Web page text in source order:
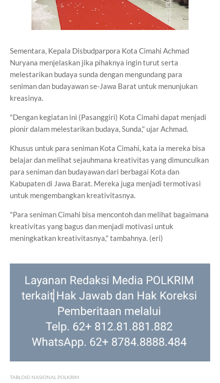
Sementara, Kepala Disbudparpora Kota Cimahi Achmad
Nuryana menjelaskan jika pihaknya ingin turut serta
melestarikan budaya sunda dengan mengundang para
seniman dan budayawan se-Jawa Barat untuk menunjukan
kreasinya.
"Dengan kegiatan ini (Pasanggiri) Kota Cimahi dapat menjadi
pionir dalam melestarikan budaya, Sunda," ujar Achmad.
Khusus untuk para seniman Kota Cimahi, kata ia mereka bisa
belajar dan melihat sejauhmana kreativitas yang dimunculkan
para seniman dan budayawan dari berbagai Kota dan
Kabupaten di Jawa Barat. Mereka juga menjadi termotivasi
untuk mengembangkan kreativitasnya.
"Para seniman Cimahi bisa mencontoh dan melihat bagaimana
kreativitas yang bagus dan menjadi motivasi untuk
meningkatkan kreativitasnya," tambahnya. (eri)
TABLOID NASIONAL POLKRIM